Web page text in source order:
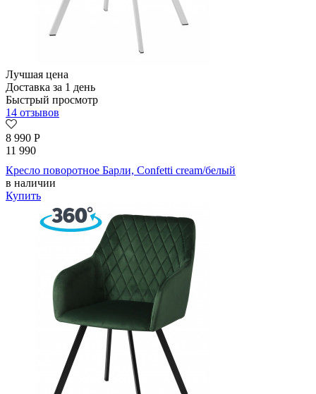
Лучшая цена
Доставка за 1 день
Быстрый просмотр
14 отзывов
8 990 Р
11 990
Кресло поворотное Барли, Confetti cream/белый
в наличии
Купить